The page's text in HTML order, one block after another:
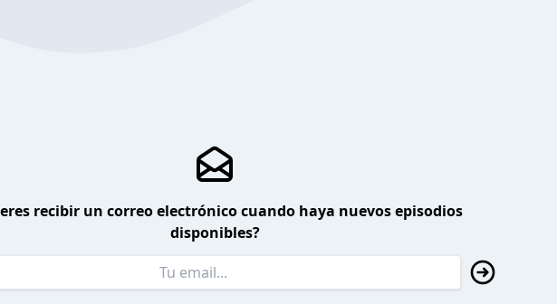
recibir un correo electrónico cuando haya nuevos episodios
disponibles?